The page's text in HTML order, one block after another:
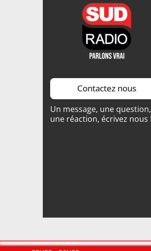
Contactez nous
Un message, une question,
une réaction, écrivez nous !